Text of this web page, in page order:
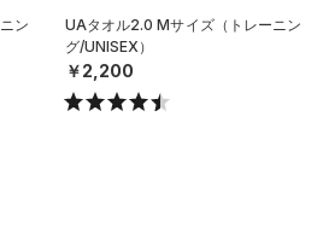
ン
UAタオル2.0 Mサイズ（トレーニン
グ/UNISEX）
￥2,200